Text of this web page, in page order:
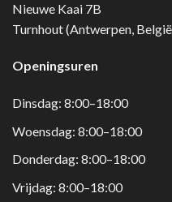
Nieuwe Kaai 7B
Turnhout (Antwerpen,
Openingsuren
Dinsdag: 8:00–18:00
Woensdag: 8:00–18:00
Donderdag: 8:00–18:00
Vrijdag: 8:00–18:00